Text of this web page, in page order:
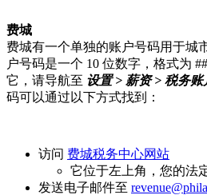
费城
费城有一个单独的账户号码用于城
户号码是一个 10 位数字，格式为
它，请导航至 设置 > 薪资 > 税务账
码可以通过以下方式找到：
访问 费城税务中心网站
它位于左上角，您的法
发送电子邮件至